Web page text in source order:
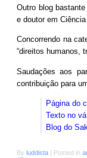
Outro blog
e doutor em
Concorrendo na
“direitos humanos,
Saudações aos
contribuição para
Página do
Texto no
Blog do
By luddista Posted in